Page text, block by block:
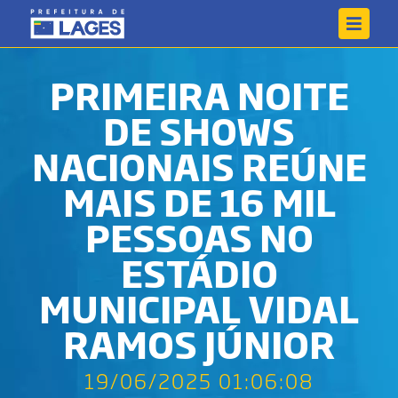
PRIMEIRA NOITE
DE SHOWS
NACIONAIS REÚNE
MAIS DE 16 MIL
PESSOAS NO
ESTÁDIO
MUNICIPAL VIDAL
RAMOS JÚNIOR
19/06/2025 01:06:08